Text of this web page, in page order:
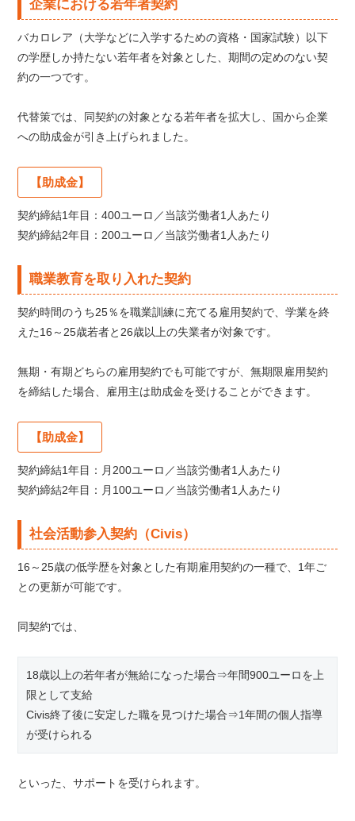
企業における若年者契約
バカロレア（大学などに入学するための資格・国家試験）以下
の学歴しか持たない若年者を対象とした、期間の定めのない契
約の一つです。
代替策では、同契約の対象となる若年者を拡大し、国から企業
への助成金が引き上げられました。
【助成金】
契約締結1年目：400ユーロ／当該労働者1人あたり
契約締結2年目：200ユーロ／当該労働者1人あたり
職業教育を取り入れた契約
契約時間のうち25％を職業訓練に充てる雇用契約で、学業を終
えた16～25歳若者と26歳以上の失業者が対象です。
無期・有期どちらの雇用契約でも可能ですが、無期限雇用契約
を締結した場合、雇用主は助成金を受けることができます。
【助成金】
契約締結1年目：月200ユーロ／当該労働者1人あたり
契約締結2年目：月100ユーロ／当該労働者1人あたり
社会活動参入契約（Civis）
16～25歳の低学歴を対象とした有期雇用契約の一種で、1年ご
との更新が可能です。
同契約では、
18歳以上の若年者が無給になった場合⇒年間900ユーロを上
限として支給
Civis終了後に安定した職を見つけた場合⇒1年間の個人指導
が受けられる
といった、サポートを受けられます。